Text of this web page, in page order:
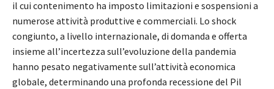
il cui contenimento ha imposto limitazioni e sospensioni a
numerose attività produttive e commerciali. Lo shock
congiunto, a livello internazionale, di domanda e offerta
insieme all’incertezza sull’evoluzione della pandemia
hanno pesato negativamente sull’attività economica
globale, determinando una profonda recessione del Pil